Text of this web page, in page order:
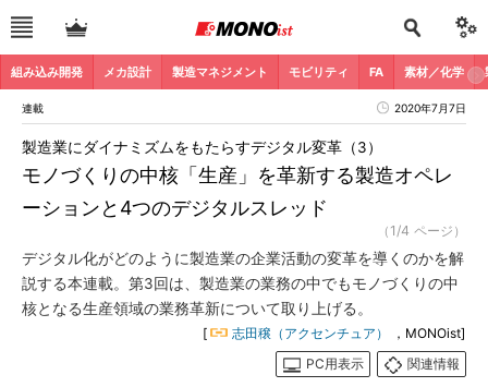
組み込み開発 メカ設計 製造マネジメント モビリティ FA 素材／化学
連載 2020年7月7日
モノづくりの中核「生産」を革新する製造オペレ
ーションと4つのデジタルスレッド
製造業にダイナミズムをもたらすデジタル変革（3）
（1/4 ページ）
デジタル化がどのように製造業の企業活動の変革を導くのかを解
説する本連載。第3回は、製造業の業務の中でもモノづくりの中
核となる生産領域の業務革新について取り上げる。
[ 志田穣（アクセンチュア）
，MONOist]
PC用表示
関連情報